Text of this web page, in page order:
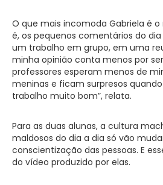
O que mais incomoda Gabriela é
é, os pequenos comentários do dia
um trabalho em grupo, em uma
minha opinião conta menos por
professores esperam menos de
meninas e ficam surpresos
trabalho muito bom”, relata.
Para as duas alunas, a cultura
maldosos do dia a dia só vão
conscientização das pessoas. E
do vídeo produzido por elas.